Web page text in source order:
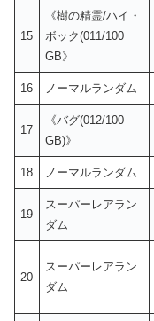
15
《樹の精霊/ハイ・
ボック(011/100
GB》
16 ノーマルランダム
17
《バグ(012/100
GB)》
18 ノーマルランダム
19
スーパーレアラン
ダム
20
スーパーレアラン
ダム